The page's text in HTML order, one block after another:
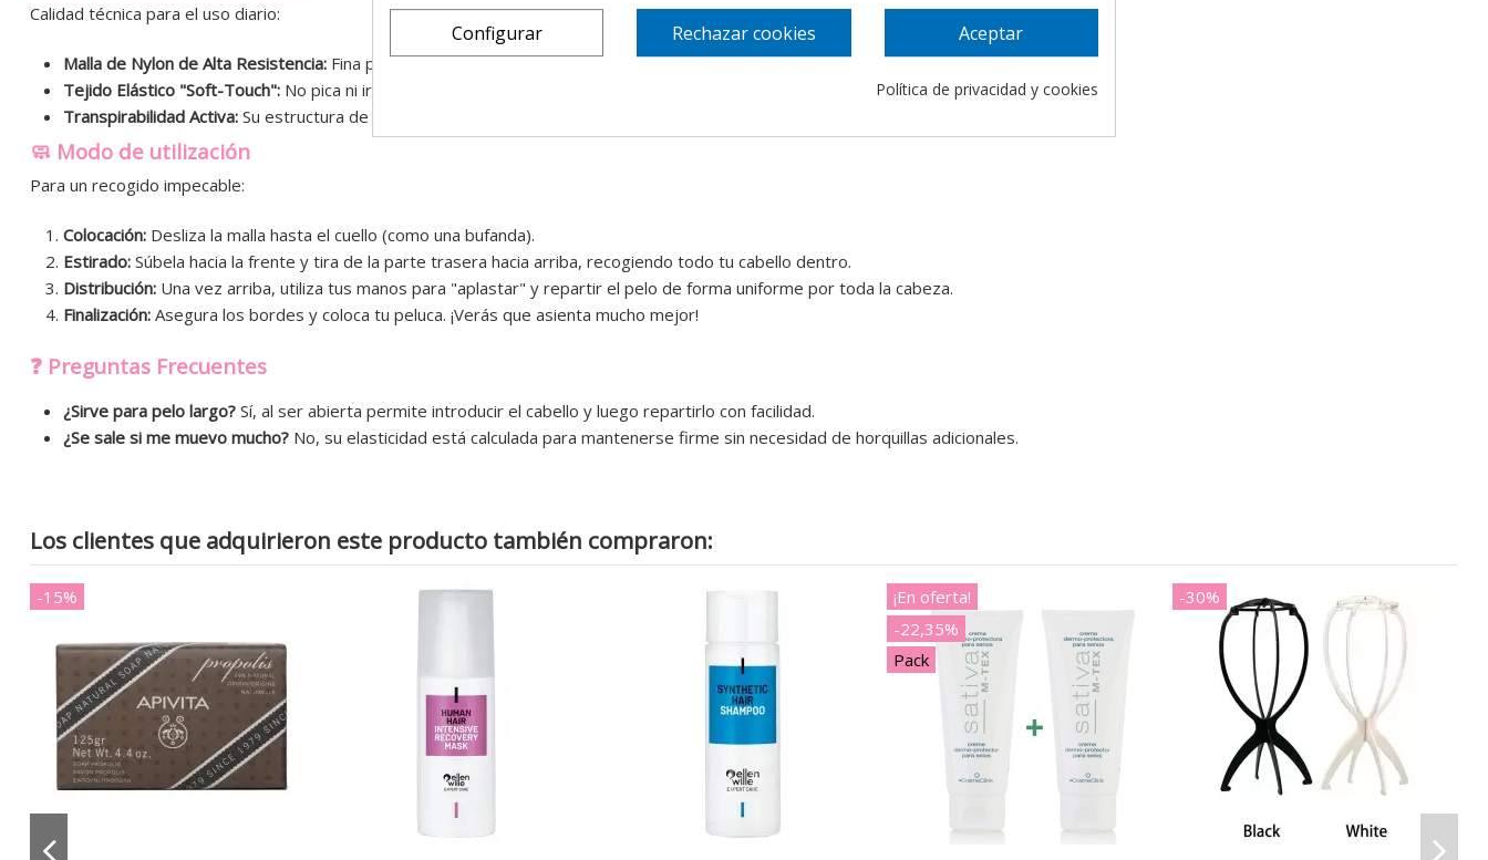
Calidad técnica para el uso diario:
Malla de Nylon de Alta Resistencia: Fina pero duradera, diseñada para soportar la tensión sin ceder.
Tejido Elástico "Soft-Touch": No pica ni irrita la zona de las orejas o la nuca.
Transpirabilidad Activa: Su estructura de red abierta permite que tu cabello y piel respiren, evitando el exceso de humedad.
🧼 Modo de utilización
Para un recogido impecable:
Colocación: Desliza la malla hasta el cuello (como una bufanda).
Estirado: Súbela hacia la frente y tira de la parte trasera hacia arriba, recogiendo todo tu cabello dentro.
Distribución: Una vez arriba, utiliza tus manos para "aplastar" y repartir el pelo de forma uniforme por toda la cabeza.
Finalización: Asegura los bordes y coloca tu peluca. ¡Verás que asienta mucho mejor!
❓ Preguntas Frecuentes
¿Sirve para pelo largo? Sí, al ser abierta permite introducir el cabello y luego repartirlo con facilidad.
¿Se sale si me muevo mucho? No, su elasticidad está calculada para mantenerse firme sin necesidad de horquillas adicionales.
Los clientes que adquirieron este producto también compraron:
-15%
¡En oferta!
-22,35%
Pack
-30%
Aceptar
Rechazar cookies
Configurar
Política de privacidad y cookies